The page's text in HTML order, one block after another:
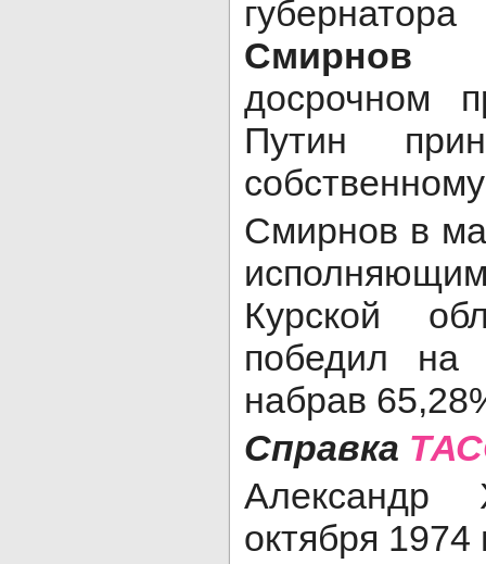
Смирнов
досрочном
Путин
Смирнов в
исполняющим
Курской
победил на
набрав
Справка
Александр
октября 1974